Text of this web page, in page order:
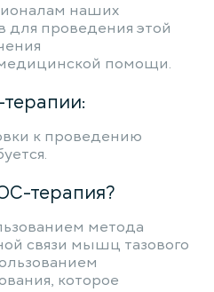
наших
проведения этой
помощи.
к проведению
терапия?
метода
связи мышц тазового
которое